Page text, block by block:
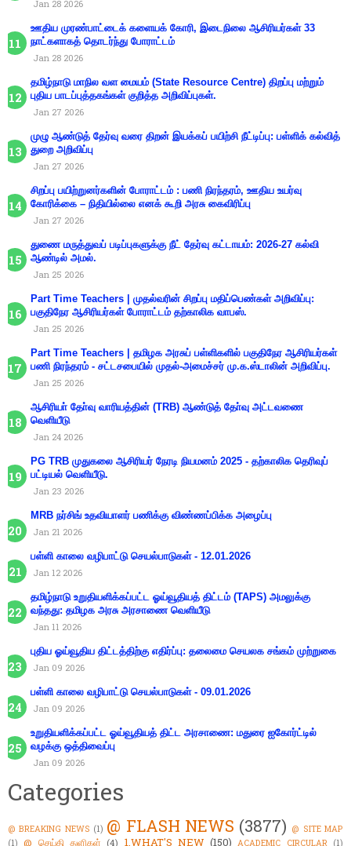
Jan 28 2026
ஊதிய முரண்பாட்டைக் களையக் கோரி, இடைநிலை ஆசிரியர்கள் 33
நாட்களாகத் தொடர்ந்து போராட்டம்
Jan 28 2026
தமிழ்நாடு மாநில வள மையம் (State Resource Centre) திறப்பு மற்றும்
புதிய பாடப்புத்தகங்கள் குறித்த அறிவிப்புகள்.
Jan 27 2026
முழு ஆண்டுத் தேர்வு வரை திறன் இயக்கப் பயிற்சி நீட்டிப்பு: பள்ளிக் கல்வித்
துறை அறிவிப்பு
Jan 27 2026
சிறப்பு பயிற்றுனர்களின் போராட்டம் : பணி நிரந்தரம், ஊதிய உயர்வு
கோரிக்கை – நிதியில்லை எனக் கூறி அரசு கைவிரிப்பு
Jan 27 2026
துணை மருத்துவப் படிப்புகளுக்கு நீட் தேர்வு கட்டாயம்: 2026-27 கல்வி
ஆண்டில் அமல்.
Jan 25 2026
Part Time Teachers | முதல்வரின் சிறப்பு மதிப்பெண்கள் அறிவிப்பு:
பகுதிநேர ஆசிரியர்கள் போராட்டம் தற்காலிக வாபஸ்.
Jan 25 2026
Part Time Teachers | தமிழக அரசுப் பள்ளிகளில் பகுதிநேர ஆசிரியர்கள்
பணி நிரந்தரம் - சட்டசபையில் முதல்-அமைச்சர் மு.க.ஸ்டாலின் அறிவிப்பு.
Jan 25 2026
ஆசிரியா் தோ்வு வாரியத்தின் (TRB) ஆண்டுத் தோ்வு அட்டவணை
வெளியீடு
Jan 24 2026
PG TRB முதுகலை ஆசிரியர் நேரடி நியமனம் 2025 - தற்காலிக தெரிவுப்
பட்டியல் வெளியீடு.
Jan 23 2026
MRB நர்சிங் உதவியாளர் பணிக்கு விண்ணப்பிக்க அழைப்பு
Jan 21 2026
பள்ளி காலை வழிபாட்டு செயல்பாடுகள் - 12.01.2026
Jan 12 2026
தமிழ்நாடு உறுதியளிக்கப்பட்ட ஓய்வூதியத் திட்டம் (TAPS) அமலுக்கு
வந்தது: தமிழக அரசு அரசாணை வெளியீடு
Jan 11 2026
புதிய ஓய்வூதிய திட்டத்திற்கு எதிர்ப்பு: தலைமை செயலக சங்கம் முற்றுகை
Jan 09 2026
பள்ளி காலை வழிபாட்டு செயல்பாடுகள் - 09.01.2026
Jan 09 2026
உறுதியளிக்கப்பட்ட ஓய்வூதியத் திட்ட அரசாணை: மதுரை ஐகோர்ட்டில்
வழக்கு ஒத்திவைப்பு
Jan 09 2026
Categories
@ BREAKING NEWS (1) @ FLASH NEWS (3877) @ SITE MAP
(1) @ செய்தி துளிகள் (4) 1.WHAT'S NEW (150) ACADEMIC CIRCULAR (1)